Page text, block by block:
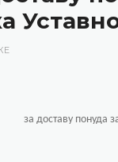
за доставу понуда